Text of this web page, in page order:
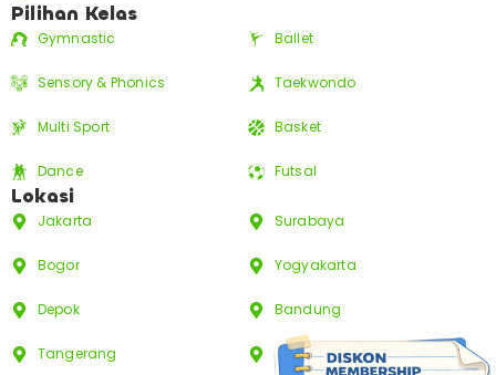
Pilihan Kelas
Gymnastic
Sensory & Phonics
Multi Sport
Dance
Ballet
Taekwondo
Basket
Futsal
Lokasi
Jakarta
Bogor
Depok
Tangerang
Surabaya
Yogyakarta
Bandung
Bali